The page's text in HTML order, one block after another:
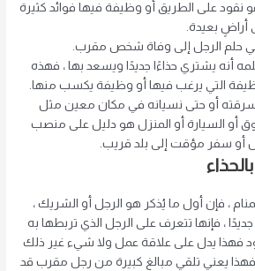
نقود على الطريق أو وظيفة فيها فوائد كثيرة
أراضٍ بعيدة.
في حلم الرجل إلى وفاة شخص مقرب.
أنه يشتري حذاءًا جديدًا ويسعد بها ، فهذه
التي يرغب فيها أو وظيفة يكسب منها.
سرقته أو حتى نسيانه في مكان معين مثل
أو السيارة أو المنزل هو دليل على منصب
أو سفر مؤقت إلى بلد قريب.
، فإن أول ما يُذكر هو الرجل أو الشريك ،
جديدًا ، فإنها تتعرف على الرجل الذي تربطها به
فهذا يدل على علاقة عمل ولا شيء غير ذلك
فهذا يعني تلقي مبالغ كبيرة من رجل مقرب قد